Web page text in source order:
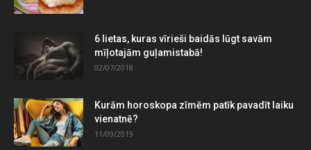
6 lietas, kuras vīrieši baidās lūgt savām
mīļotajām guļamistabā!
02/07/2018
Kurām horoskopa zīmēm patīk pavadīt laiku
vienatnē?
11/09/2019